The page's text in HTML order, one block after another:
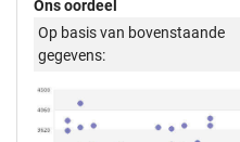
Ons oordeel
Op basis van bovenstaande
gegevens: